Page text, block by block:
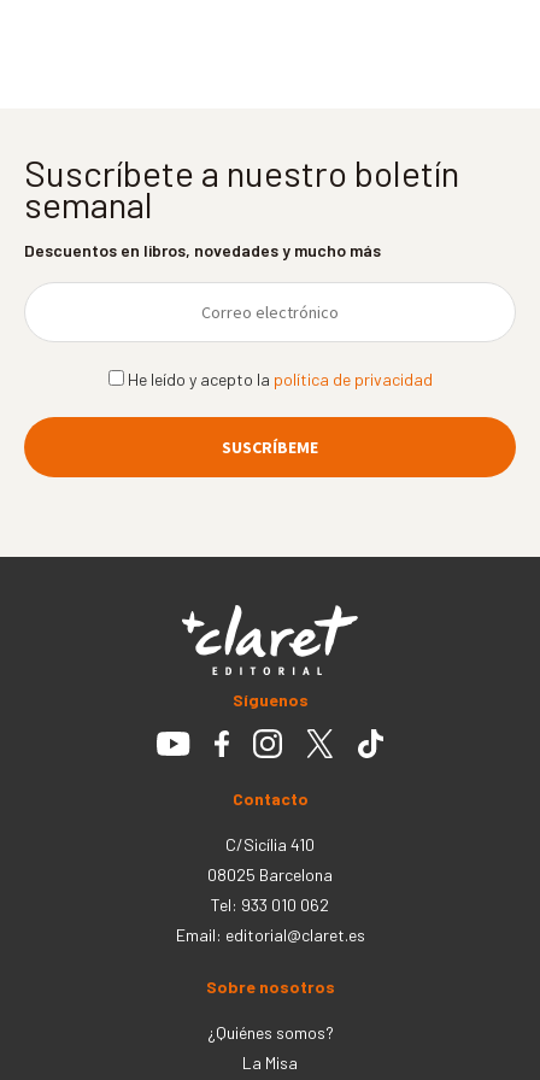
Suscríbete a nuestro boletín
semanal
Descuentos en libros, novedades y mucho más
He leído y acepto la política de privacidad
Síguenos
Contacto
C/Sicília 410
08025 Barcelona
Tel: 933 010 062
Email: editorial@claret.es
Sobre nosotros
¿Quiénes somos?
La Misa